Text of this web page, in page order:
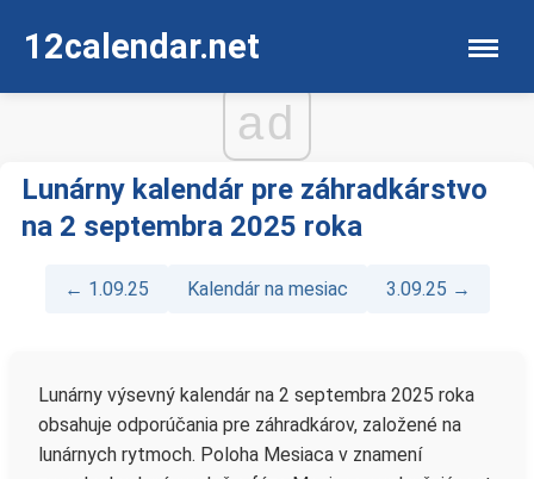
12calendar.net
ad
Lunárny kalendár pre záhradkárstvo
na 2 septembra 2025 roka
← 1.09.25 Kalendár na mesiac 3.09.25 →
Lunárny výsevný kalendár na 2 septembra 2025 roka
obsahuje odporúčania pre záhradkárov, založené na
lunárnych rytmoch. Poloha Mesiaca v znamení